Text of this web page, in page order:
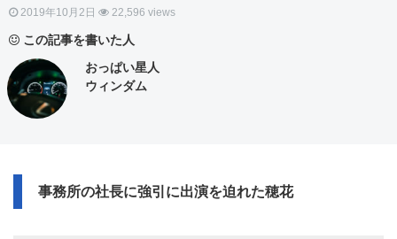
2019年10月2日 22,596 views
この記事を書いた人
おっぱい星人
ウィンダム
事務所の社長に強引に出演を迫れた穂花